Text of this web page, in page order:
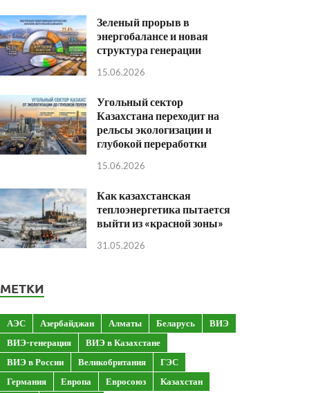
Зеленый прорыв в
энергобалансе и новая
структура генерации
15.06.2026
Угольный сектор
Казахстана переходит на
рельсы экологизации и
глубокой переработки
15.06.2026
Как казахстанская
теплоэнергетика пытается
выйти из «красной зоны»
31.05.2026
МЕТКИ
АЭС Азербайджан Алматы Беларусь
ВИЭ
ВИЭ-генерация
ВИЭ в Казахстане
ВИЭ в России
Великобритания
ГЭС
Германия
Европа Евросоюз
Казахстан